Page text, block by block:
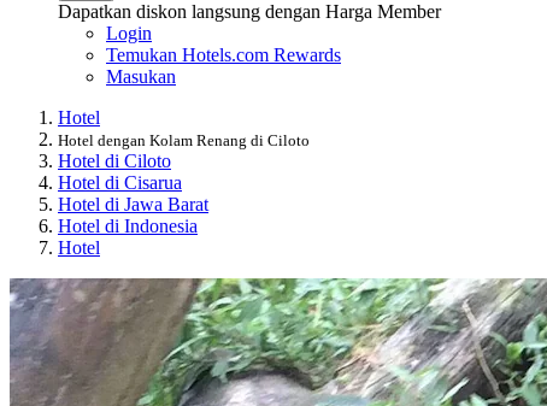
Dapatkan diskon langsung dengan Harga Member
Login
Temukan Hotels.com Rewards
Masukan
Hotel
Hotel dengan Kolam Renang di Ciloto
Hotel di Ciloto
Hotel di Cisarua
Hotel di Jawa Barat
Hotel di Indonesia
Hotel